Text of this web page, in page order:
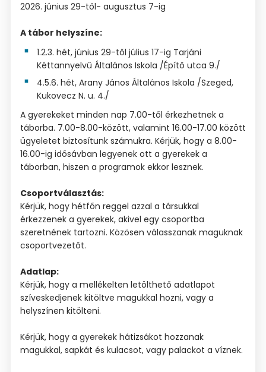
2026. június 29-től- augusztus 7-ig
A tábor helyszíne:
1.2.3. hét, június 29-től július 17-ig Tarjáni
Kéttannyelvű Általános Iskola /Építő utca 9./
4.5.6. hét, Arany János Általános Iskola /Szeged,
Kukovecz N. u. 4./
A gyerekeket minden nap 7.00-től érkezhetnek a
táborba. 7.00-8.00-között, valamint 16.00-17.00 között
ügyeletet biztosítunk számukra. Kérjük, hogy a 8.00-
16.00-ig idősávban legyenek ott a gyerekek a
táborban, hiszen a programok ekkor lesznek.
Csoportválasztás:
Kérjük, hogy hétfőn reggel azzal a társukkal
érkezzenek a gyerekek, akivel egy csoportba
szeretnének tartozni. Közösen válasszanak maguknak
csoportvezetőt.
Adatlap:
Kérjük, hogy a mellékelten letölthető adatlapot
szíveskedjenek kitöltve magukkal hozni, vagy a
helyszínen kitölteni.
Kérjük, hogy a gyerekek hátizsákot hozzanak
magukkal, sapkát és kulacsot, vagy palackot a víznek.